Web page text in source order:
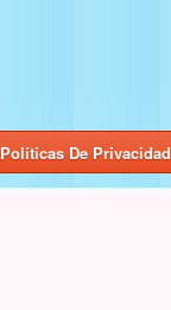
Políticas De